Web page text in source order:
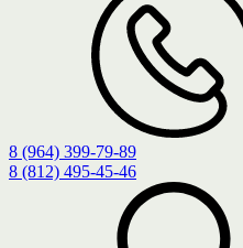
8 (964) 399-79-89
8 (812) 495-45-46